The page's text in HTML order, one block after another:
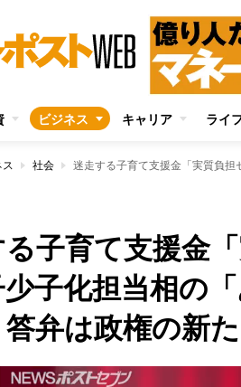
ビジネス キャリア ライ
ス 社会
る子育て支援金
少子化担当相の
弁は政権の新